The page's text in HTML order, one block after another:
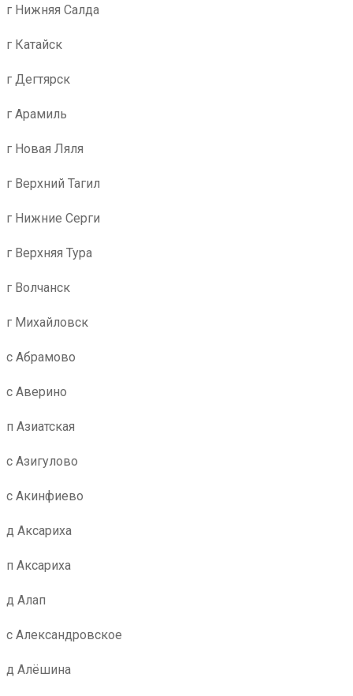
г Нижняя Салда
г Катайск
г Дегтярск
г Арамиль
г Новая Ляля
г Верхний Тагил
г Нижние Серги
г Верхняя Тура
г Волчанск
г Михайловск
с Абрамово
с Аверино
п Азиатская
с Азигулово
с Акинфиево
д Аксариха
п Аксариха
д Алап
с Александровское
д Алёшина